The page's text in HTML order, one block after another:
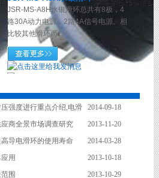
JSR-MS-A8H水银滑环总共有8极，4
路30A动力电源，2路4A信号电源。相
比较其他滑环而...
2014-09-18
强度进行重点介绍,电滑
2013-11-20
商全景市场调查研究
2014-03-28
导电滑环的使用寿命
2013-10-18
用
2013-10-29
围